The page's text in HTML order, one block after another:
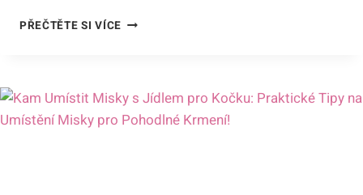
PŘEČTĚTE SI VÍCEJAK
KOČKY:
PRŮVODCE
PRO